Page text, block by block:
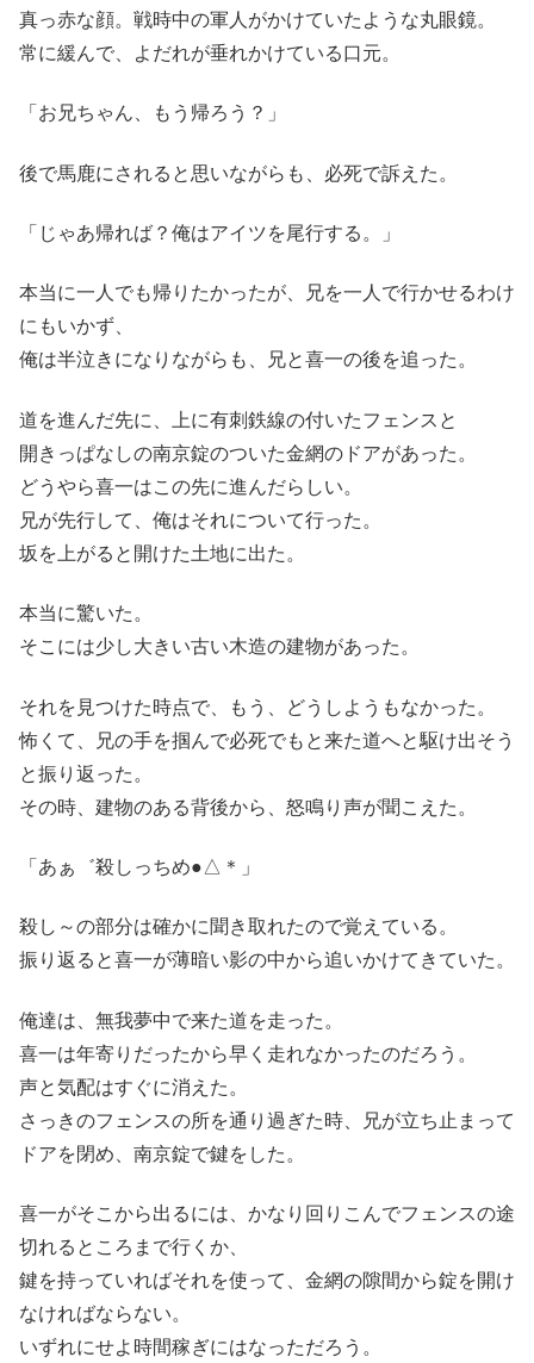
真っ赤な顔。戦時中の軍人がかけていたような丸眼鏡。
常に緩んで、よだれが垂れかけている口元。
「お兄ちゃん、もう帰ろう？」
後で馬鹿にされると思いながらも、必死で訴えた。
「じゃあ帰れば？俺はアイツを尾行する。」
本当に一人でも帰りたかったが、兄を一人で行かせるわけ
にもいかず、
俺は半泣きになりながらも、兄と喜一の後を追った。
道を進んだ先に、上に有刺鉄線の付いたフェンスと
開きっぱなしの南京錠のついた金網のドアがあった。
どうやら喜一はこの先に進んだらしい。
兄が先行して、俺はそれについて行った。
坂を上がると開けた土地に出た。
本当に驚いた。
そこには少し大きい古い木造の建物があった。
それを見つけた時点で、もう、どうしようもなかった。
怖くて、兄の手を掴んで必死でもと来た道へと駆け出そう
と振り返った。
その時、建物のある背後から、怒鳴り声が聞こえた。
「あぁ゛殺しっちめ●△＊」
殺し～の部分は確かに聞き取れたので覚えている。
振り返ると喜一が薄暗い影の中から追いかけてきていた。
俺達は、無我夢中で来た道を走った。
喜一は年寄りだったから早く走れなかったのだろう。
声と気配はすぐに消えた。
さっきのフェンスの所を通り過ぎた時、兄が立ち止まって
ドアを閉め、南京錠で鍵をした。
喜一がそこから出るには、かなり回りこんでフェンスの途
切れるところまで行くか、
鍵を持っていればそれを使って、金網の隙間から錠を開け
なければならない。
いずれにせよ時間稼ぎにはなっただろう。